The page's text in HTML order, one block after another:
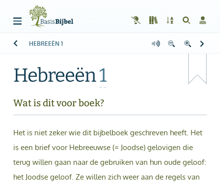
Welkom!
Start
Lezen
Boek kiezen
Inloggen
HEBREEËN 1
Hebreeën1
Wat is dit voor boek?
Het is niet zeker wie dit bijbelboek geschreven heeft. Het
is een brief voor Hebreeuwse (= Joodse) gelovigen die
terug willen gaan naar de gebruiken van hun oude geloof:
het Joodse geloof. Ze willen zich weer aan de regels van